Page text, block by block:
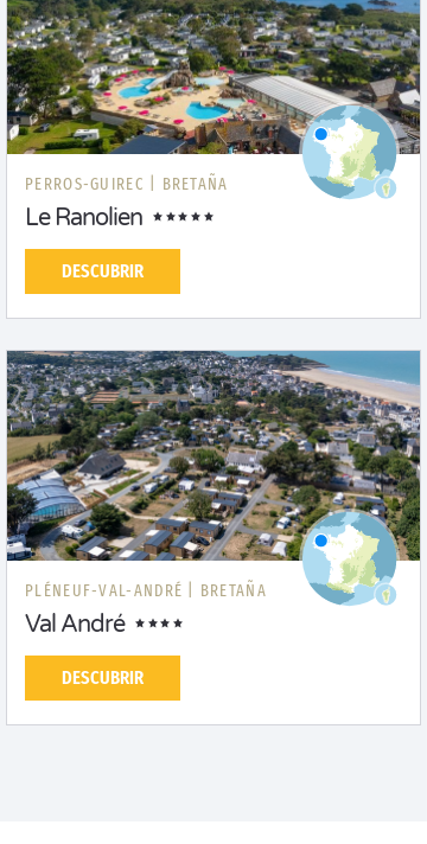
PERROS-GUIREC | BRETAÑA
Le Ranolien
DESCUBRIR
PLÉNEUF-VAL-ANDRÉ | BRETAÑA
Val André
DESCUBRIR